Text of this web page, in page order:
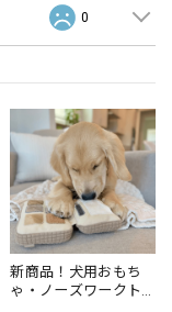
0
新商品！犬用おもち
ゃ・ノーズワークト